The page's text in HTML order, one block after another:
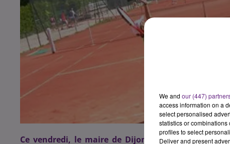
Ce vendredi, le maire de Dijon Fran�ois
We and our (447)
access information on a
select personalised
statistics or
profiles to select
Deliver and present